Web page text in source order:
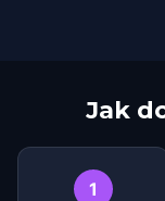
Jak
1